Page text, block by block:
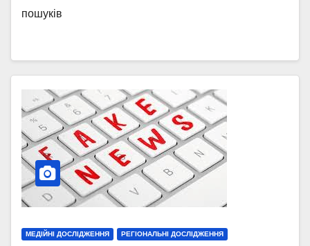
пошуків
МЕДІЙНІ ДОСЛІДЖЕННЯ РЕГІОНАЛЬНІ ДОСЛІДЖЕННЯ